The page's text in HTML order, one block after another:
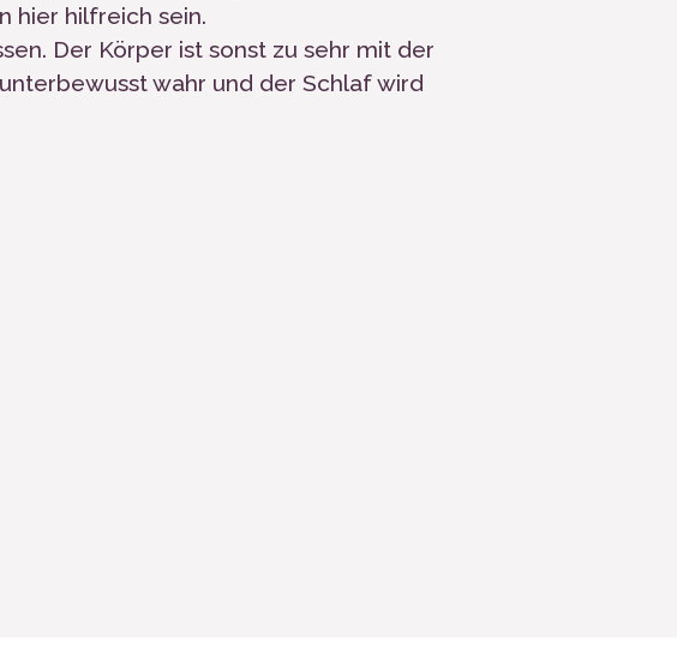
hier hilfreich sein.
Der Körper ist sonst zu sehr mit der
wahr und der Schlaf wird